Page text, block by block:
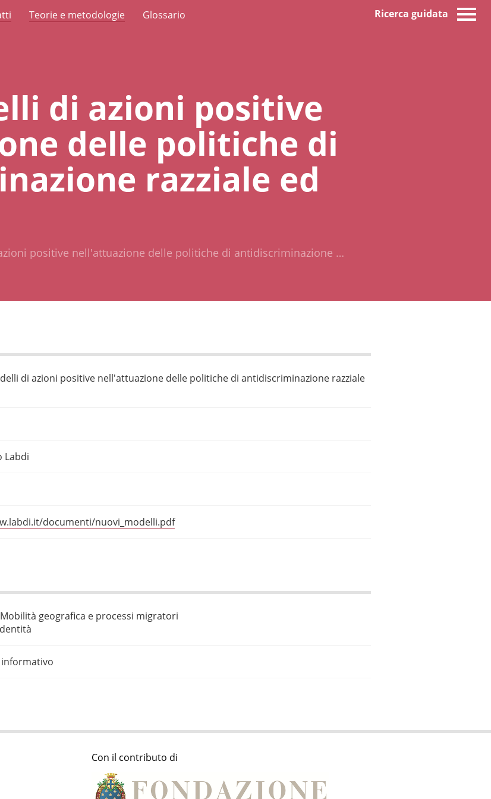
Teorie e metodologie Glossario Ricerca guidata
di azioni positive
delle politiche di
razziale ed
positive nell'attuazione delle politiche di antidiscriminazione …
di azioni positive nell'attuazione delle politiche di antidiscriminazione razziale
Labdi
documenti/nuovi_modelli.pdf
Mobilità geografica e processi migratori
Con il contributo di